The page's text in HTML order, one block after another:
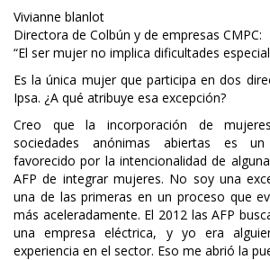
Vivianne blanlot
Directora de Colbún y de empresas CMPC:
“El ser mujer no implica dificultades
Es la única mujer que participa en dos
Ipsa. ¿A qué atribuye esa excepción?
Creo que la incorporación de
sociedades anónimas abiertas es
favorecido por la intencionalidad de
AFP de integrar mujeres. No soy una
una de las primeras en un proceso que
más aceleradamente. El 2012 las AFP
una empresa eléctrica, y yo era
experiencia en el sector. Eso me abrió la